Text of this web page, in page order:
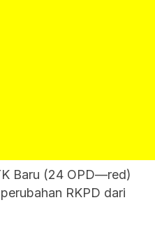
Baru (24 OPD—red)
RKPD dari